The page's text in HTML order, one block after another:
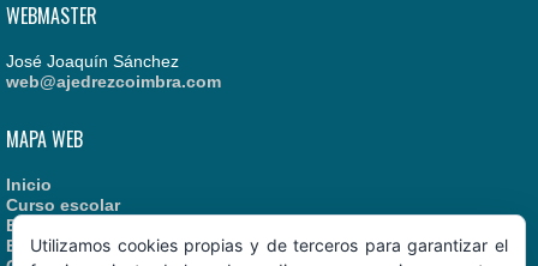
WEBMASTER
José Joaquín Sánchez
web@ajedrezcoimbra.com
MAPA WEB
Inicio
Curso escolar
Estatutos
Enlaces recomendados
Utilizamos cookies propias y de terceros para garantizar el